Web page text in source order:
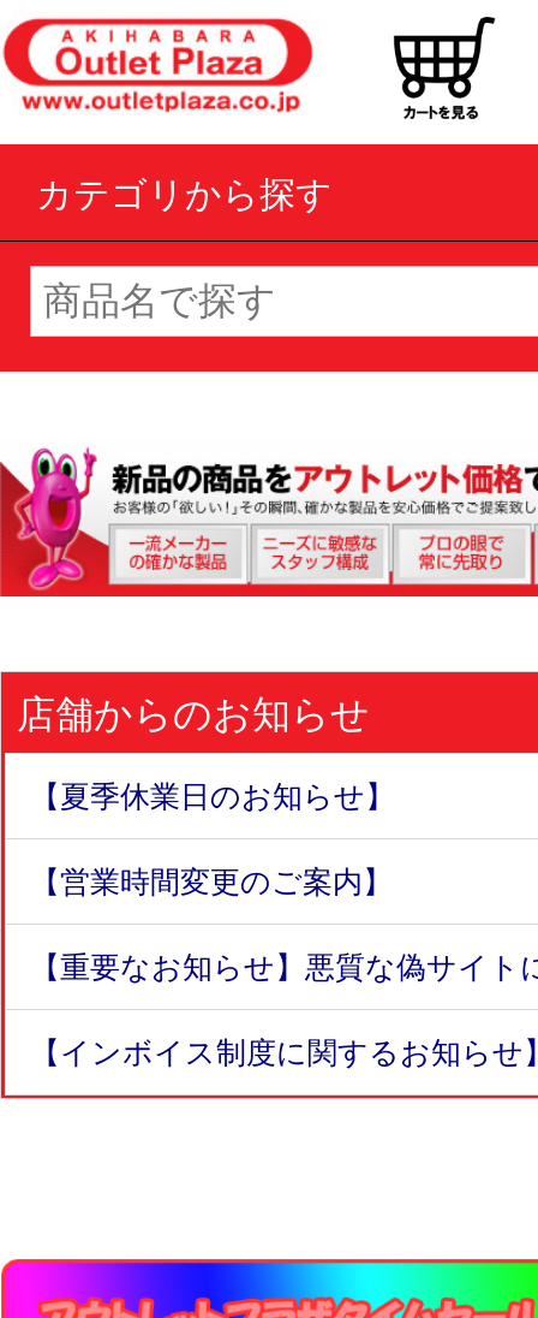
カテゴリから探す
店舗からのお知らせ
【夏季休業日のお知らせ】
【営業時間変更のご案内】
【重要なお知らせ】悪質な偽サイト
【インボイス制度に関するお知らせ